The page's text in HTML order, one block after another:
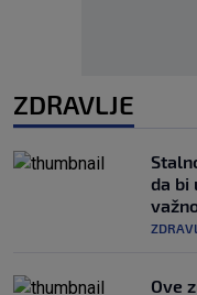
ZDRAVLJE
da bi
Ove